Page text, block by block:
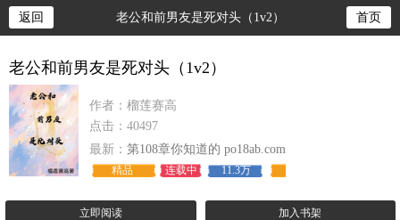
返回 老公和前男友是死对头（1v2） 首页
老公和前男友是死对头（1v2）
作者：榴莲赛高
点击：40497
最新： 第108章你知道的 po18ab.com
精品 连载中 11.3万
立即阅读 加入书架